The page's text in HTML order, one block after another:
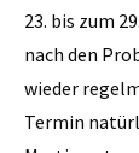
23. bis zum
nach den
wieder
Termin